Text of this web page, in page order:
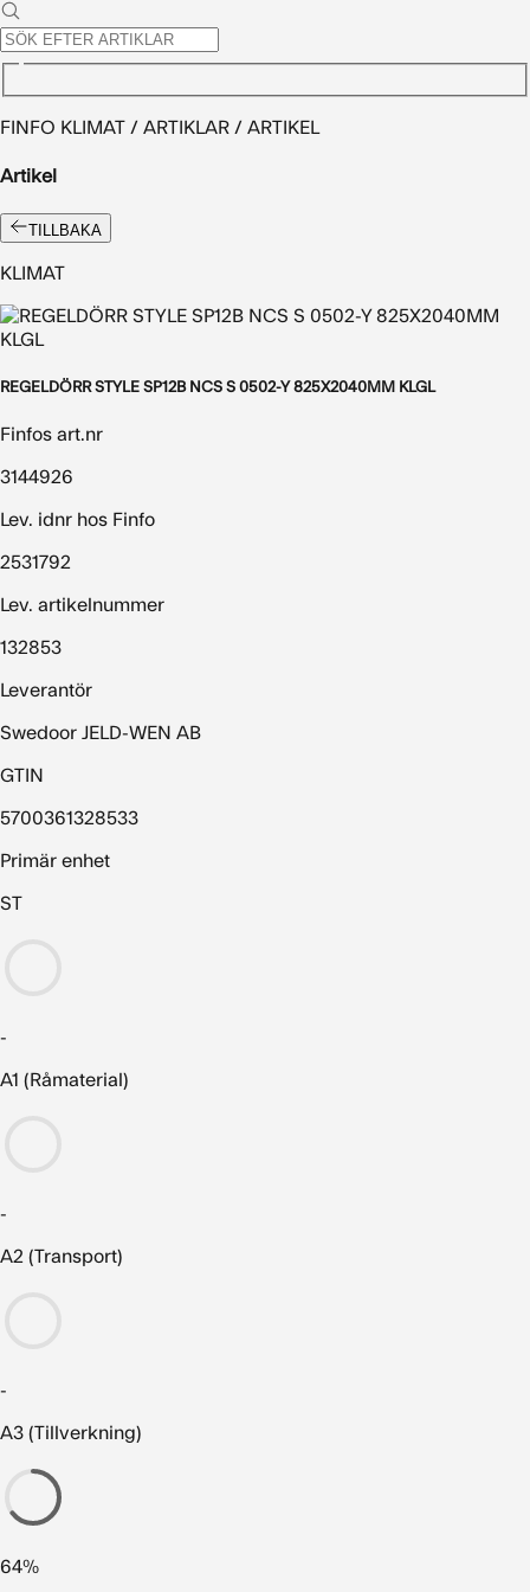
FINFO KLIMAT / ARTIKLAR / ARTIKEL
Artikel
TILLBAKA
KLIMAT
REGELDÖRR STYLE SP12B NCS S 0502-Y 825X2040MM KLGL
Finfos art.nr
3144926
Lev. idnr hos Finfo
2531792
Lev. artikelnummer
132853
Leverantör
Swedoor JELD-WEN AB
GTIN
5700361328533
Primär enhet
ST
-
A1 (Råmaterial)
-
A2 (Transport)
-
A3 (Tillverkning)
64%